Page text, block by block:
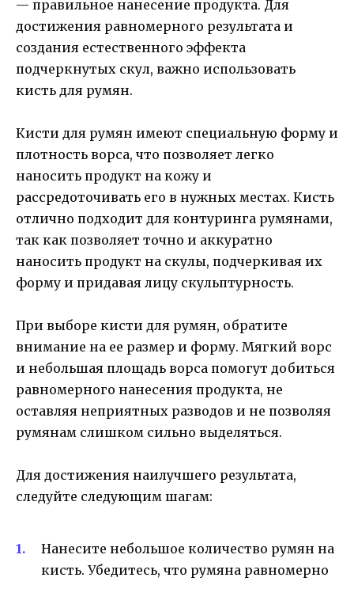
— правильное нанесение продукта. Для
достижения равномерного результата и
создания естественного эффекта
подчеркнутых скул, важно использовать
кисть для румян.
Кисти для румян имеют специальную форму и
плотность ворса, что позволяет легко
наносить продукт на кожу и
рассредоточивать его в нужных местах. Кисть
отлично подходит для контуринга румянами,
так как позволяет точно и аккуратно
наносить продукт на скулы, подчеркивая их
форму и придавая лицу скульптурность.
При выборе кисти для румян, обратите
внимание на ее размер и форму. Мягкий ворс
и небольшая площадь ворса помогут добиться
равномерного нанесения продукта, не
оставляя неприятных разводов и не позволяя
румянам слишком сильно выделяться.
Для достижения наилучшего результата,
следуйте следующим шагам:
Нанесите небольшое количество румян на
кисть. Убедитесь, что румяна равномерно